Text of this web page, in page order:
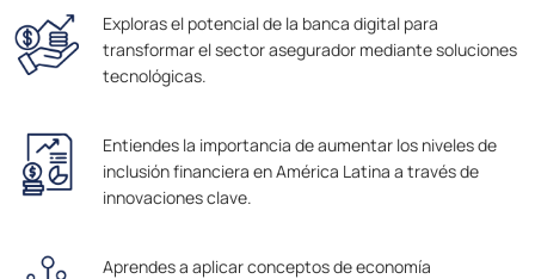
Exploras el potencial de la banca digital para
transformar el sector asegurador mediante soluciones
tecnológicas.
Entiendes la importancia de aumentar los niveles de
inclusión financiera en América Latina a través de
innovaciones clave.
Aprendes a aplicar conceptos de economía